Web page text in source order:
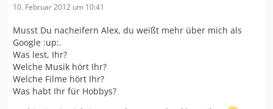
10. Februar 2012 um 10:41
Musst Du nacheifern Alex, du weißt mehr über mich als
Google :up:.
Was lest, Ihr?
Welche Musik hört Ihr?
Welche Filme hört Ihr?
Was habt Ihr für Hobbys?